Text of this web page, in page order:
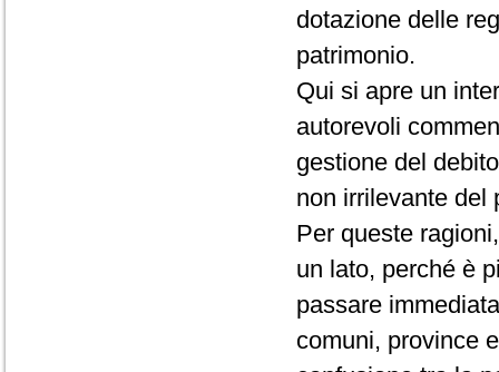
dotazione delle
patrimonio.
Qui si apre un
autorevoli
gestione del
non irrilevante del
Per queste
un lato, perché è
passare
comuni, province